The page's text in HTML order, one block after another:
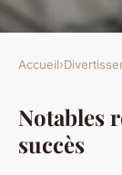
Les
Accueil›
Notables
succès